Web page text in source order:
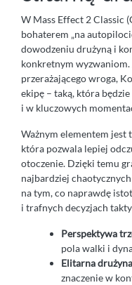
W Mass Effect 2 Classic
bohaterem „na
dowodzeniu drużyną i
konkretnym
przerażającego wroga,
ekipę – taką, która
i w kluczowych
Ważnym elementem jest
która pozwala lepiej
otoczenie. Dzięki temu
najbardziej
na tym, co naprawdę
i trafnych decyzjach
Perspektywa
pola walki i
Elitarna drużyna
znaczenie w